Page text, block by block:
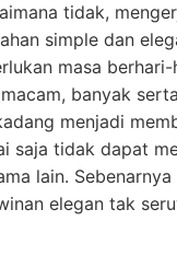
tidak,
simple dan
masa
banyak
menjadi
saja tidak dapat
lain.
elegan tak